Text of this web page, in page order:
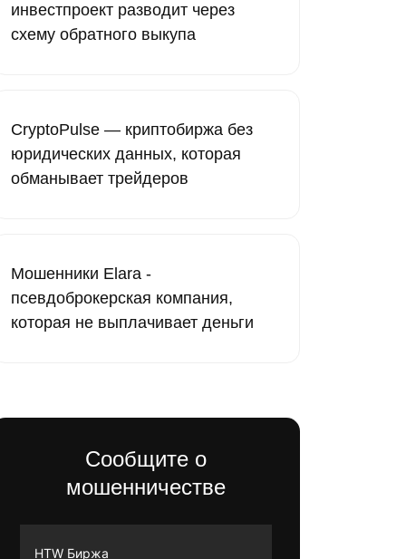
инвестпроект разводит через
схему обратного выкупа
CryptoPulse — криптобиржа без
юридических данных, которая
обманывает трейдеров
Мошенники Elara -
псевдоброкерская компания,
которая не выплачивает деньги
Сообщите о
мошенничестве